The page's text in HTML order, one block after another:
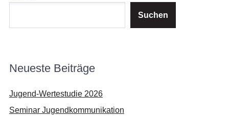
Suchen
Neueste Beiträge
Jugend-Wertestudie 2026
Seminar Jugendkommunikation